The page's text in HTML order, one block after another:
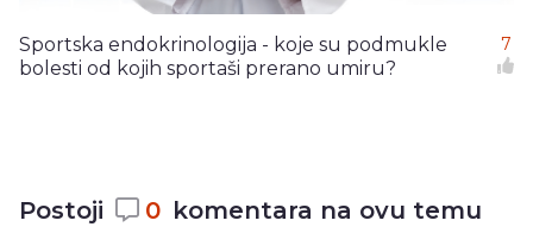
Sportska endokrinologija - koje su podmukle
bolesti od kojih sportaši prerano umiru?
7
Postoji 0 komentara na ovu temu